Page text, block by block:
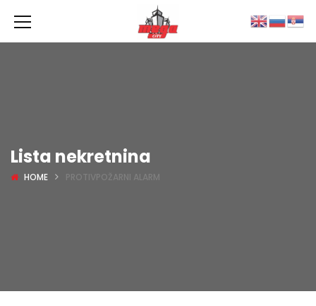
Lista nekretnina
HOME PROTIVPOŽARNI ALARM